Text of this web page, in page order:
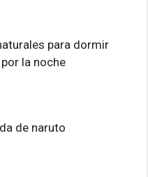
para dormir
la noche
de naruto